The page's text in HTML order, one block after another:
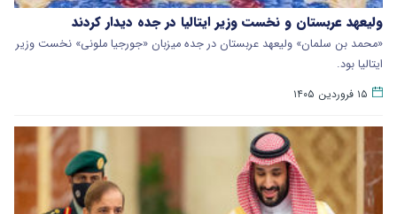
ولیعهد عربستان و نخست وزیر ایتالیا در جده دیدار کردند
«محمد بن سلمان» ولیعهد عربستان در جده میزبان «جورجیا ملونی» نخست وزیر
ایتالیا بود.
۱۵ فروردین ۱۴۰۵